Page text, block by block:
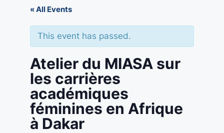
« All Events
This event has passed.
Atelier du MIASA sur
les carrières
académiques
féminines en Afrique
à Dakar